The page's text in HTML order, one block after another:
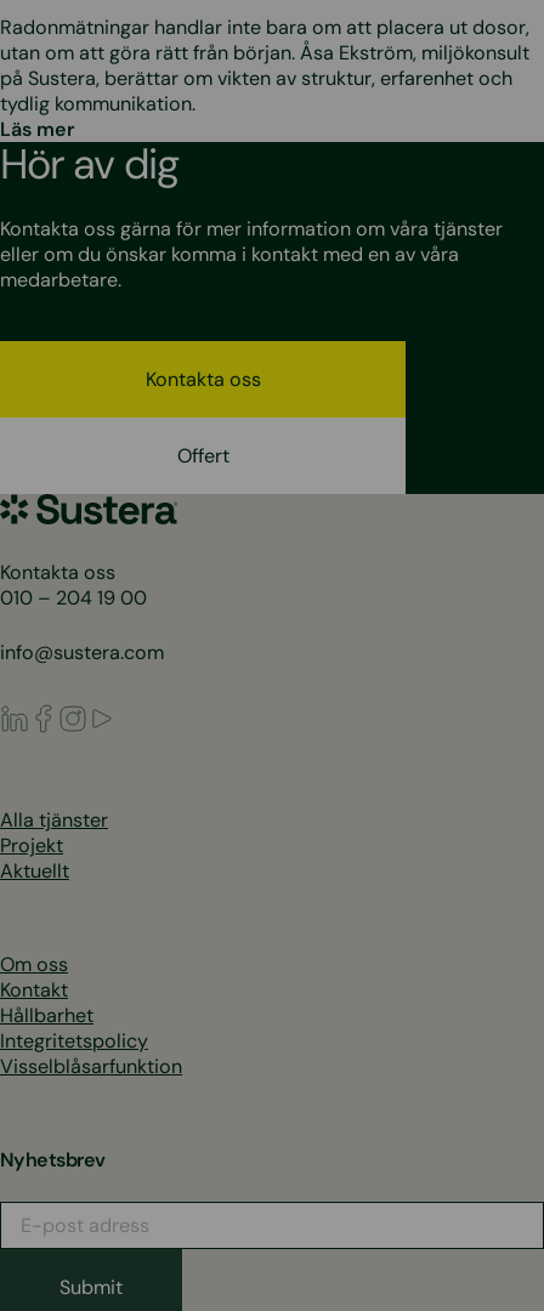
Radonmätningar handlar inte bara om att placera ut dosor,
utan om att göra rätt från början. Åsa Ekström, miljökonsult
på Sustera, berättar om vikten av struktur, erfarenhet och
tydlig kommunikation.
Läs mer
Hör av dig
Kontakta oss gärna för mer information om våra tjänster
eller om du önskar komma i kontakt med en av våra
medarbetare.
Kontakta oss
Offert
Sustera
Sweden
Kontakta oss
010 – 204 19 00
info@sustera.com
LinkedIn
Facebook
Instagram
Alla tjänster
Projekt
Aktuellt
Om oss
Kontakt
Hållbarhet
Integritetspolicy
Visselblåsarfunktion
Nyhetsbrev
post